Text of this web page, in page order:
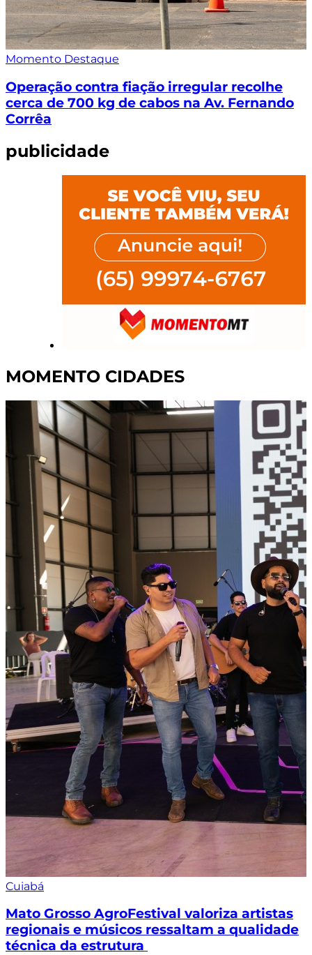
Momento Destaque
Operação contra fiação irregular recolhe
cerca de 700 kg de cabos na Av. Fernando
Corrêa
publicidade
MOMENTO CIDADES
Cuiabá
Mato Grosso AgroFestival valoriza artistas
regionais e músicos ressaltam a qualidade
técnica da estrutura